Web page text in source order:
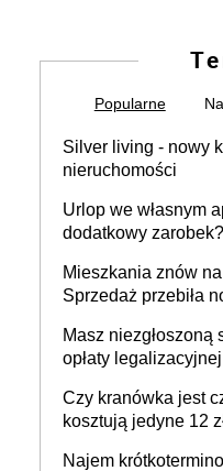
Popularne
Silver living - nowy
nieruchomości
Urlop we własnym
dodatkowy
Mieszkania znów
Sprzedaż przebiła
Masz
opłaty
Czy kranówka jest
kosztują jedyne 12
Najem